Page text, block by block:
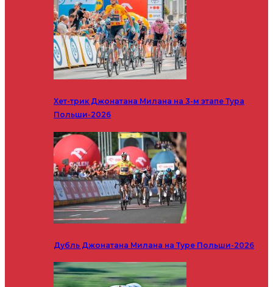
Хет-трик Джонатана Милана на 3-м этапе Тура
Польши-2026
Дубль Джонатана Милана на Туре Польши-2026